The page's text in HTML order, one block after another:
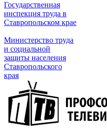
Государственная
инспекция труда в
Ставропольском крае
Министерство труда
и социальной
защиты населения
Ставропольского
края